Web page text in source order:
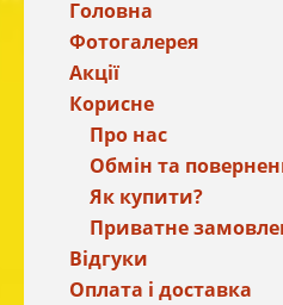
Головна
Фотогалерея
Акції
Корисне
Про нас
Обмін та
Як купити?
Приватне
Відгуки
Оплата і доставка